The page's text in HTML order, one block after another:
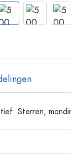
flessen met
met lange hals
flessen
per materiaal
flessen
flessen
Sterren,